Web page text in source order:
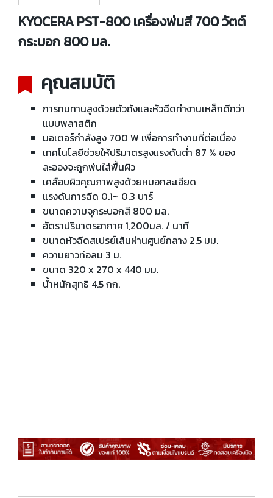
KYOCERA PST-800 เครื่องพ่นสี 700 วัตต์
กระบอก 800 มล.
คุณสมบัติ
การทนทานสูงด้วยตัวถังและหัวฉีดทำงานเหล็กดีกว่า
แบบพลาสติก
มอเตอร์กำลังสูง 700 W เพื่อการทำงานที่ต่อเนื่อง
เทคโนโลยีช่วยให้ปริมาตรสูงแรงดันต่ำ 87 % ของ
ละอองจะถูกพ่นใส่พื้นผิว
เคลือบผิวคุณภาพสูงด้วยหมอกละเอียด
แรงดันการฉีด 0.1~ 0.3 บาร์
ขนาดความจุกระบอกสี 800 มล.
อัตราปริมาตรอากาศ 1,200มล. / นาที
ขนาดหัวฉีดสเปรย์เส้นผ่านศูนย์กลาง 2.5 มม.
ความยาวท่อลม 3 ม.
ขนาด 320 x 270 x 440 มม.
น้ำหนักสุทธิ 4.5 กก.